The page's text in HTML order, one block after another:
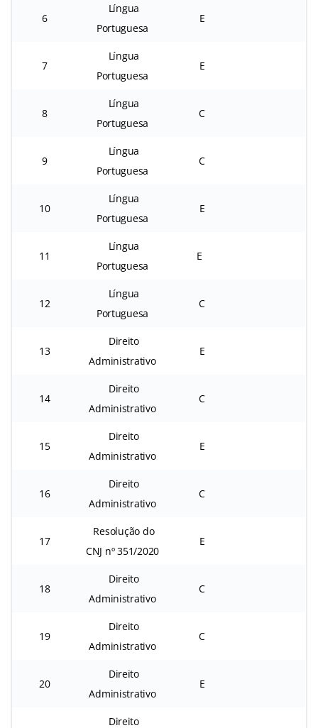
6
Língua
Portuguesa
E
7
Língua
Portuguesa
E
8
Língua
Portuguesa
C
9
Língua
Portuguesa
C
10
Língua
Portuguesa
E
11
Língua
Portuguesa
E
12
Língua
Portuguesa
C
13
Direito
Administrativo
E
14
Direito
Administrativo
C
15
Direito
Administrativo
E
16
Direito
Administrativo
C
17
Resolução do
CNJ nº 351/2020
E
18
Direito
Administrativo
C
19
Direito
Administrativo
C
20
Direito
Administrativo
E
Direito